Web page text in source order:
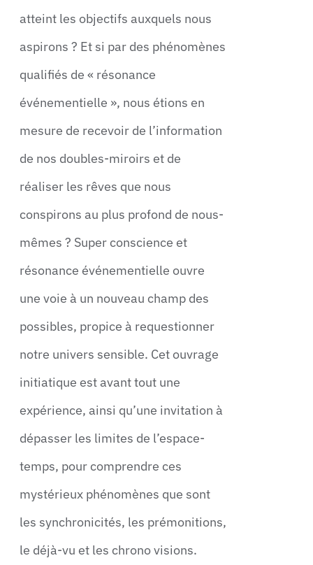
atteint les objectifs auxquels nous
aspirons ? Et si par des phénomènes
qualifiés de « résonance
événementielle », nous étions en
mesure de recevoir de l’information
de nos doubles-miroirs et de
réaliser les rêves que nous
conspirons au plus profond de nous-
mêmes ? Super conscience et
résonance événementielle ouvre
une voie à un nouveau champ des
possibles, propice à requestionner
notre univers sensible. Cet ouvrage
initiatique est avant tout une
expérience, ainsi qu’une invitation à
dépasser les limites de l’espace-
temps, pour comprendre ces
mystérieux phénomènes que sont
les synchronicités, les prémonitions,
le déjà-vu et les chrono visions.